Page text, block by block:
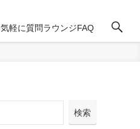
気軽に質問ラウンジFAQ
検索